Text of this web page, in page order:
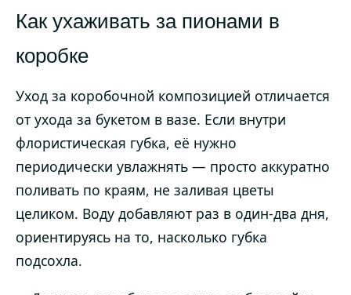
Как ухаживать за пионами в
коробке
Уход за коробочной композицией отличается
от ухода за букетом в вазе. Если внутри
флористическая губка, её нужно
периодически увлажнять — просто аккуратно
поливать по краям, не заливая цветы
целиком. Воду добавляют раз в один-два дня,
ориентируясь на то, насколько губка
подсохла.